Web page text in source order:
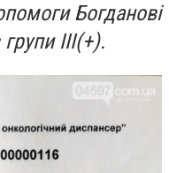
Богданові
ІІІ(+).